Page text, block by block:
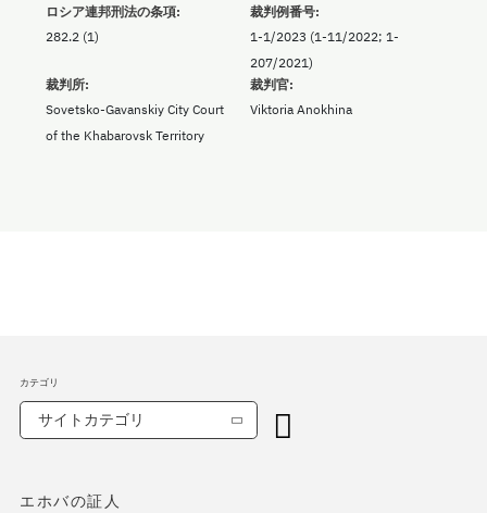
ロシア連邦刑法の条項:
282.2 (1)
裁判例番号:
1-1/2023 (1-11/2022; 1-
207/2021)
裁判所:
Sovetsko-Gavanskiy City Court
of the Khabarovsk Territory
裁判官:
Viktoria Anokhina
エホバの証人
カテゴリ
サイトカテゴリ